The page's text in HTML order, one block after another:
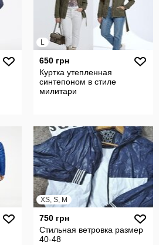
L
650 грн
Куртка утепленная
синтепоном в стиле
милитари
XS, S, M
750 грн
Стильная ветровка размер
40-48